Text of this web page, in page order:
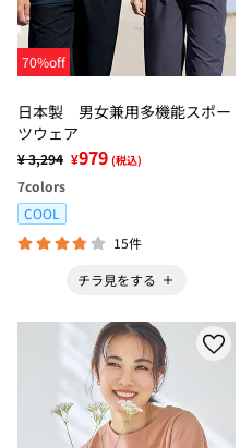
70%off
日本製 男女兼用多機能スポー
ツウェア
¥ 3,294 ¥979 (税込)
7colors
COOL
15件
チラ見をする